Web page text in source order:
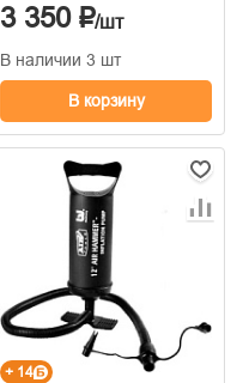
3 350 ₽/шт
В наличии 3 шт
В корзину
+ 14